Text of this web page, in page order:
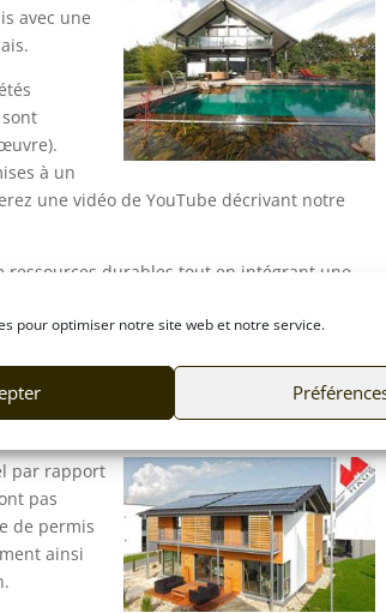
pour optimiser notre site web et notre service.
avec une
à un
une vidéo de YouTube décrivant notre
ressources durables tout en intégrant une
Meisterstück est aussi écologique et
et la livraison d’une maison hors
allemandes d’isolation les plus
par rapport
pas
de permis
ainsi